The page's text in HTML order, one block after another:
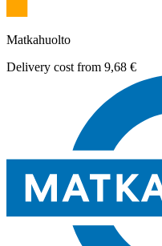
Matkahuolto
Delivery cost from 9,68 €